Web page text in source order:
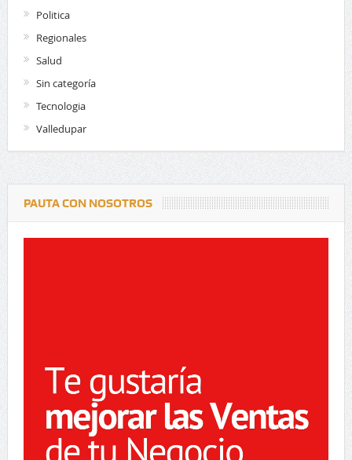
Politica
Regionales
Salud
Sin categoría
Tecnologia
Valledupar
PAUTA CON NOSOTROS